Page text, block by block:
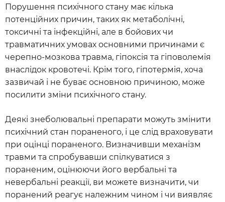
Порушення психічного стану має кілька
потенційних причин, таких як метаболічні,
токсичні та інфекційні, але в бойових чи
травматичних умовах основними причинами є
черепно-мозкова травма, гіпоксія та гіповолемія
внаслідок кровотечі. Крім того, гіпотермія, хоча
зазвичай і не буває основною причиною, може
посилити зміни психічного стану.
Деякі знеболювальні препарати можуть змінити
психічний стан пораненого, і це слід враховувати
при оцінці пораненого. Визначивши механізм
травми та спробувавши спілкуватися з
пораненим, оцінюючи його вербальні та
невербальні реакції, ви можете визначити, чи
поранений реагує належним чином і чи виявляє